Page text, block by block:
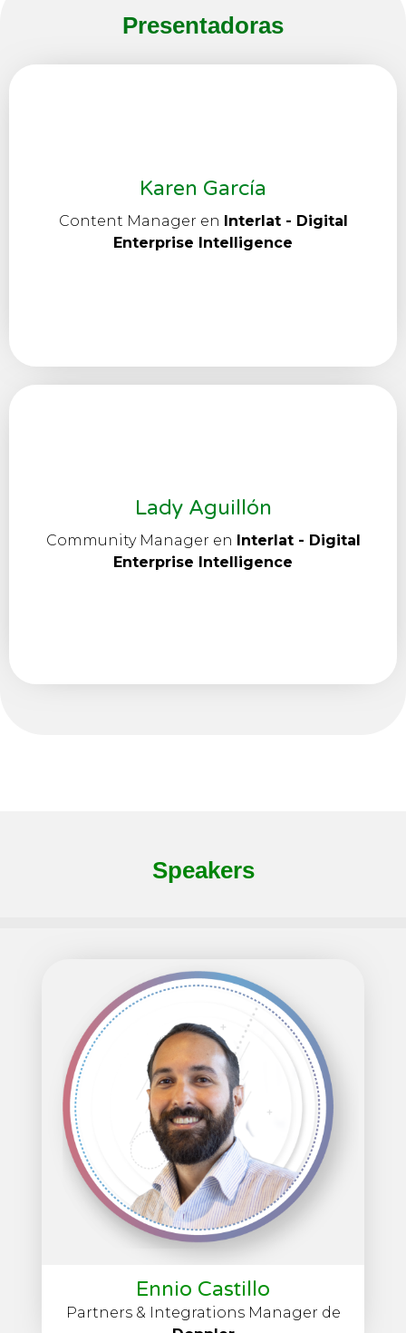
Presentadoras
Karen García
Content Manager en Interlat - Digital
Enterprise Intelligence
Lady Aguillón
Community Manager en Interlat - Digital
Enterprise Intelligence
Speakers
Ennio Castillo
Partners & Integrations Manager de